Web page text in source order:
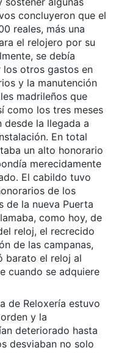
concluyeron que el
reales, más una
el relojero por su
se debía
los otros gastos en
y la manutención
madrileños que
como los tres meses
desde la llegada a
En total
un alto honorario
merecidamente
El cabildo tuvo
de los
de la nueva Puerta
como hoy, de
reloj, el recrecido
de las campanas,
barato el reloj al
cuando se adquiere
de Reloxería estuvo
y la
deteriorado hasta
desviaban no solo